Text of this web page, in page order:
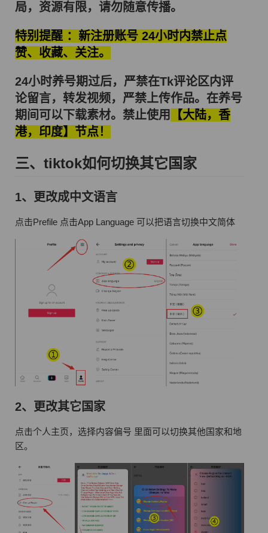
局，资源有限，请勿随意传播。
特别提醒 ：新注册账号 24小时内禁止点
赞、收藏、关注。
24小时养号期过后，严禁在Tk评论区内评
论留言，转发视频，严禁上传作品。在养号
期间可以下载素材。禁止使用
【大陆，香
港，印度】节点！
三、tiktok如何切换其它国家
1、更改成中文语言
点击Prefile 点击App Language 可以把语言切换中文简体
2、更改其它国家
点击个人主页，选择内容偏号 里面可以切换其他国家和地
区。